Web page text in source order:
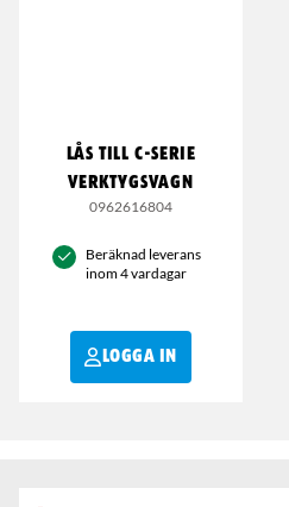
LÅS TILL C-SERIE
VERKTYGSVAGN
0962616804
Beräknad leverans
inom 4 vardagar
LOGGA IN